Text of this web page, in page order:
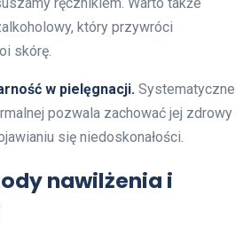
który przywróci
skórę.
w pielęgnacji. Systematyczne
pozwala zachować jej zdrowy
się niedoskonałości.
nawilżenia i